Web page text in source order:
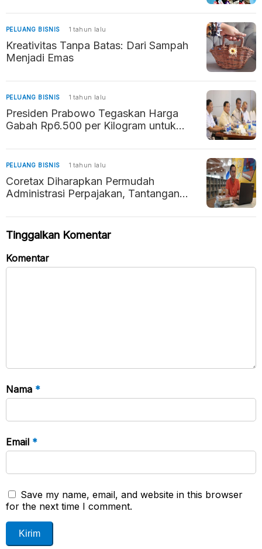
PELUANG BISNIS 1 tahun lalu
Kreativitas Tanpa Batas: Dari Sampah
Menjadi Emas
PELUANG BISNIS 1 tahun lalu
Presiden Prabowo Tegaskan Harga
Gabah Rp6.500 per Kilogram untuk
PELUANG BISNIS 1 tahun lalu
Coretax Diharapkan Permudah
Administrasi Perpajakan, Tantangan
Tinggalkan Komentar
Komentar
Nama *
Email *
Save my name, email, and website in this browser
for the next time I comment.